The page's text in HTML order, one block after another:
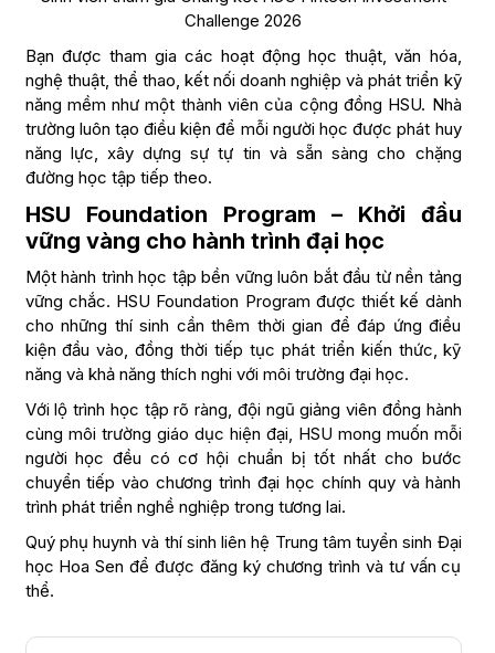
Challenge 2026
Bạn được tham gia các hoạt động học thuật, văn hóa,
nghệ thuật, thể thao, kết nối doanh nghiệp và phát triển kỹ
năng mềm như một thành viên của cộng đồng HSU. Nhà
trường luôn tạo điều kiện để mỗi người học được phát huy
năng lực, xây dựng sự tự tin và sẵn sàng cho chặng
đường học tập tiếp theo.
HSU Foundation Program – Khởi đầu
vững vàng cho hành trình đại học
Một hành trình học tập bền vững luôn bắt đầu từ nền tảng
vững chắc. HSU Foundation Program được thiết kế dành
cho những thí sinh cần thêm thời gian để đáp ứng điều
kiện đầu vào, đồng thời tiếp tục phát triển kiến thức, kỹ
năng và khả năng thích nghi với môi trường đại học.
Với lộ trình học tập rõ ràng, đội ngũ giảng viên đồng hành
cùng môi trường giáo dục hiện đại, HSU mong muốn mỗi
người học đều có cơ hội chuẩn bị tốt nhất cho bước
chuyển tiếp vào chương trình đại học chính quy và hành
trình phát triển nghề nghiệp trong tương lai.
Quý phụ huynh và thí sinh liên hệ Trung tâm tuyển sinh Đại
học Hoa Sen để được đăng ký chương trình và tư vấn cụ
thể.